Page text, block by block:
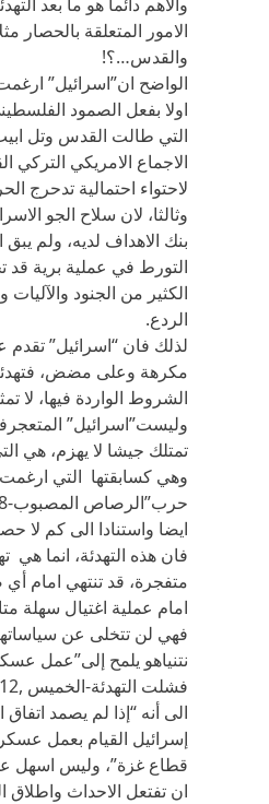
الامور المتعلقة بالحصار
والقدس…؟!
الواضح ان”اسرائيل”
اولا بفعل الصمود
التي طالت القدس وتل
الاجماع الامريكي
لاحتواء احتمالية تدحرج
وثالثا، لان سلاح الجو
بنك الاهداف لديه، ولم
التورط في عملية برية قد
الكثير من الجنود
الردع.
لذلك فان “اسرائيل” تقدم
مكرهة وعلى مضض،
الشروط الواردة فيها، لا
وليست”اسرائيل”
تمتلك جيشا لا يهزم، هي
وهي كسابقتها التي
ايضا واستنادا الى كم لا
فان هذه التهدئة، انما هي
متفجرة، قد تنتهي امام
امام عملية اغتيال سهلة
فهي لن تتخلى عن سياساتها
نتنياهو يلمح إلى”عمل
الى أنه “إذا لم يصمد
إسرائيل القيام بعمل
قطاع غزة”، وليس اسهل
ان تفتعل الاحداث واطلاق